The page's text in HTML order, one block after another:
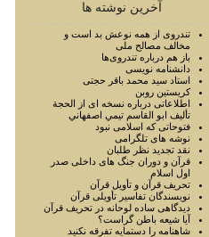
آخرین نوشته ها
تندروی از همه نوعش بد است و
مخالف مصالح ملی
باز هم درباره تندروی‌ها
دانشنامه نویسی
استاد سيد محمد باقر حجتی
کریستین روبن
اطلاعاتی درباره نسخه ای از الحجة
تأليف ابو القاسم تيمي اصفهاني
فتوحاتی که اسلامی نبود
نوشه های تلگرامی
نقد تجدید نظر طلبان
قرآن و دوران جنگ های داخلی صدر
اول اسلام
تحريف قرآن و تأويل قرآن
نويسندگان تفاسير تأويلی قرآن
ديدگاهی ساده لوحانه در تحريف قرآن
آيا شيعه باطن گراست؟
شاهنامه را دستمايه تفرقه نکنيد